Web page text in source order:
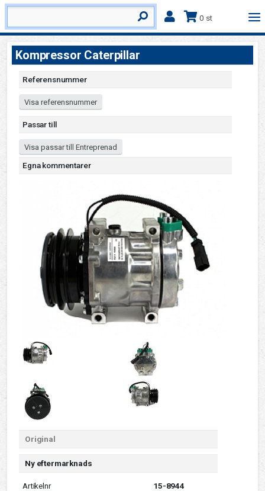
0 st
Kompressor Caterpillar
Referensnummer
Visa referensnummer
Passar till
Visa passar till Entreprenad
Egna kommentarer
Original
Ny eftermarknads
Artikelnr
15-8944